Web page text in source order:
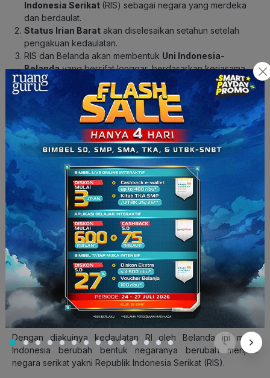
Indonesia Serikat (RIS) sebagai negara yang merdeka
dan berdaulat.
Status Irian Barat akan diselesaikan setahun setelah
pengakuan kedaulatan.
RIS dan Belanda akan membentuk Uni Indonesia-
Belanda yang bersifat longgar, berdasarkan kerjasama,
sukarela, dan sederajat.
RIS akan memberikanizin baru kepada perusahaan-
perusahaan
Belanda untuk beroperasi di Indonesia.
RIS harus
membayar semua utang Hindia-Belanda sejak
1942.
RIS akan membentukAngkatan Perang Republik
Indonesia Serikat(APRIS) yang terdiri dari TNI dan
mantan tentara KNIL.
Pada tanggal 27 Desember 1949, diadakanlah
penandatanganan pengakuan kedaulatan di negeri Belanda.
Pihak Belanda ditandatangani oleh
Ratu Juliana,Perdana
Menteri Dr. Willem Drees, Menteri Seberang LautanMr. AM
. J.A Sassen
Sedangkan delegasi Indonesia dipimpin olehDrs. Moh.
Hatta. Pada waktu yang sama di Jakarta,
Sri Sultan
Hamengkubuwono IXdan Wakil Tertinggi MahkotaAH.J.
Lovinkmenandatangani naskah pengakuan kedaulatan.
Dengan diakuinya kedaulatan RI oleh Belanda ini maka
Indonesia berubah bentuk negaranya berubah menjadi
negara serikat yakni Republik Indonesia Serikat (RIS).